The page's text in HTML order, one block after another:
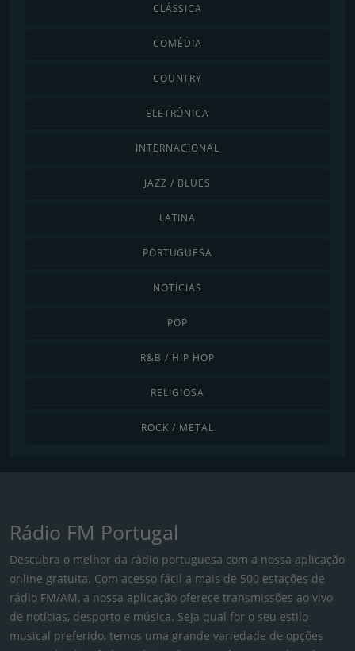
CLÁSSICA
COMÉDIA
COUNTRY
ELETRÓNICA
INTERNACIONAL
JAZZ / BLUES
LATINA
PORTUGUESA
NOTÍCIAS
POP
R&B / HIP HOP
RELIGIOSA
ROCK / METAL
Rádio FM Portugal
Descubra o melhor da rádio portuguesa com a nossa aplicação
online gratuita. Com acesso fácil a mais de 500 estações de
rádio FM/AM, a nossa aplicação oferece transmissões ao vivo
de notícias, desporto e música. Seja qual for o seu estilo
musical preferido, temos uma grande variedade de opções